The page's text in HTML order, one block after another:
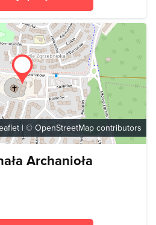
| © OpenStreetMap contributors
Archanioła